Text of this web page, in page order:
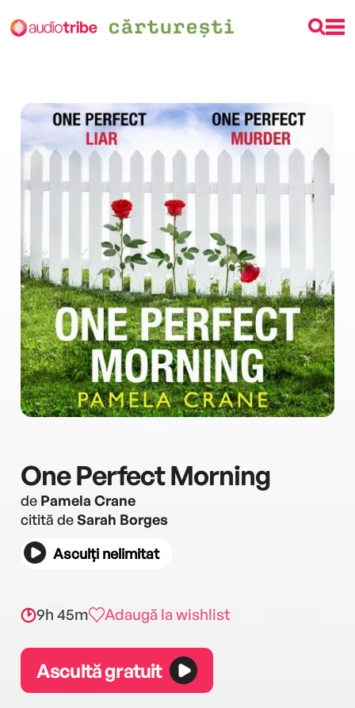
One Perfect Morning
de Pamela Crane
citită deSarah Borges
Asculți nelimitat
9h 45m Adaugă la wishlist
Ascultă gratuit